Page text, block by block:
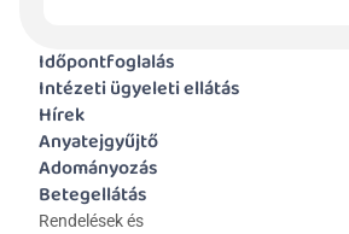
Időpontfoglalás
Intézeti ügyeleti ellátás
Hírek
Anyatejgyűjtő
Adományozás
Betegellátás
Rendelések és